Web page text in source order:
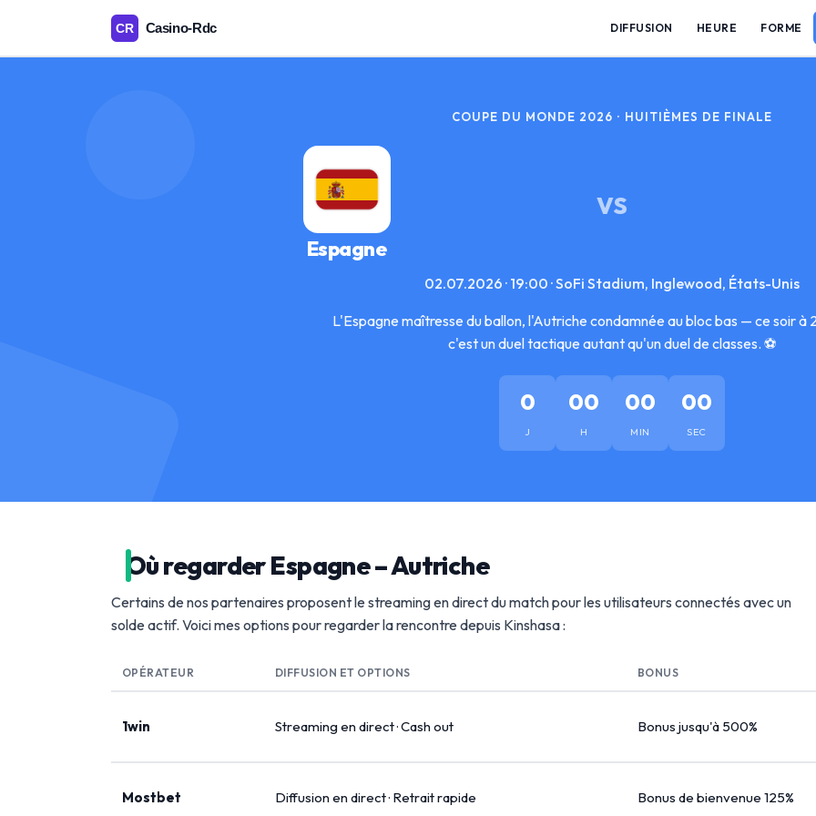
DIFFUSION HEURE FORME
COUPE DU MONDE 2026 · HUITIÈMES DE FINALE
Espagne
VS
02.07.2026 · 19:00 · SoFi Stadium, Inglewood, États-Unis
L'Espagne maîtresse du ballon, l'Autriche condamnée au bloc bas — ce soir à
c'est un duel tactique autant qu'un duel de classes. ⚽
0
J
00
H
00
MIN
00
SEC
Où regarder Espagne – Autriche
Certains de nos partenaires proposent le streaming en direct du match pour les utilisateurs connectés avec un
solde actif. Voici mes options pour regarder la rencontre depuis Kinshasa :
OPÉRATEUR DIFFUSION ET OPTIONS BONUS
1win Streaming en direct · Cash out Bonus jusqu'à 500%
Mostbet Diffusion en direct · Retrait rapide Bonus de bienvenue 125%